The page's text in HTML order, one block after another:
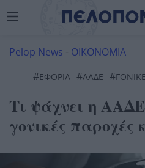
Pelop News - ΟΙΚΟΝΟΜΙΑ
#ΕΦΟΡΊΑ #ΑΑΔΕ #
Τι ψάχνει η
γονικές παροχές